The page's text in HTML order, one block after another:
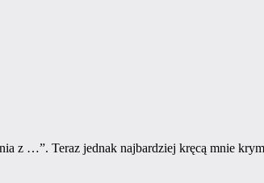
z …”. Teraz jednak najbardziej kręcą mnie